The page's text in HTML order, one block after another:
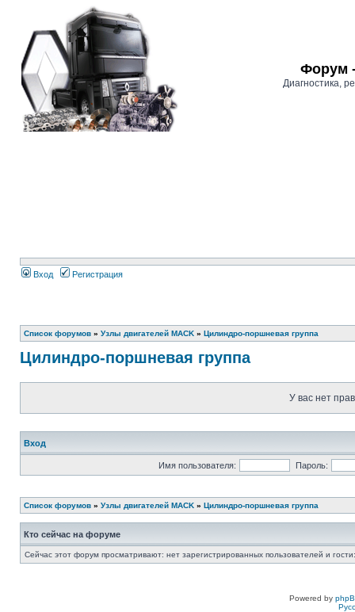
Форум -
Диагностика,
Вход Регистрация
Список форумов » Узлы двигателей MACK » Цилиндро-поршневая группа
Цилиндро-поршневая группа
У вас нет
Вход
Имя пользователя: Пароль:
Список форумов » Узлы двигателей MACK » Цилиндро-поршневая группа
Кто сейчас на форуме
Сейчас этот форум просматривают: нет зарегистрированных пользователей и
Powered by